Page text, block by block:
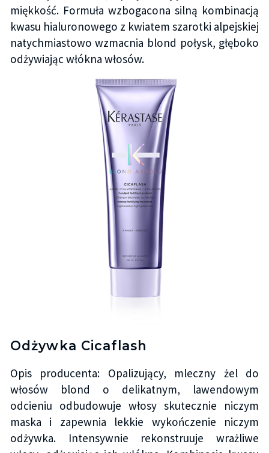
miękkość. Formuła wzbogacona silną kombinacją
kwasu hialuronowego z kwiatem szarotki alpejskiej
natychmiastowo wzmacnia blond połysk, głęboko
odżywiając włókna włosów.
Odżywka Cicaflash
Opis producenta: Opalizujący, mleczny żel do
włosów blond o delikatnym, lawendowym
odcieniu odbudowuje włosy skutecznie niczym
maska i zapewnia lekkie wykończenie niczym
odżywka. Intensywnie rekonstruuje wrażliwe